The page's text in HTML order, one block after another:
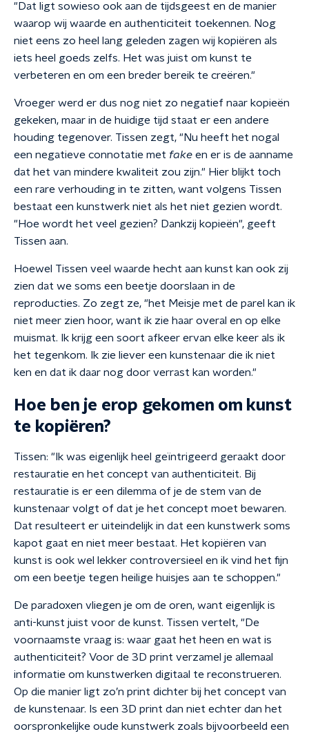
"Dat ligt sowieso ook aan de tijdsgeest en de manier
waarop wij waarde en authenticiteit toekennen. Nog
niet eens zo heel lang geleden zagen wij kopiëren als
iets heel goeds zelfs. Het was juist om kunst te
verbeteren en om een breder bereik te creëren."
Vroeger werd er dus nog niet zo negatief naar kopieën
gekeken, maar in de huidige tijd staat er een andere
houding tegenover. Tissen zegt, "Nu heeft het nogal
een negatieve connotatie met fake en er is de aanname
dat het van mindere kwaliteit zou zijn." Hier blijkt toch
een rare verhouding in te zitten, want volgens Tissen
bestaat een kunstwerk niet als het niet gezien wordt.
"Hoe wordt het veel gezien? Dankzij kopieën", geeft
Tissen aan.
Hoewel Tissen veel waarde hecht aan kunst kan ook zij
zien dat we soms een beetje doorslaan in de
reproducties. Zo zegt ze, "het Meisje met de parel kan ik
niet meer zien hoor, want ik zie haar overal en op elke
muismat. Ik krijg een soort afkeer ervan elke keer als ik
het tegenkom. Ik zie liever een kunstenaar die ik niet
ken en dat ik daar nog door verrast kan worden."
Hoe ben je erop gekomen om kunst
te kopiëren?
Tissen: "Ik was eigenlijk heel geïntrigeerd geraakt door
restauratie en het concept van authenticiteit. Bij
restauratie is er een dilemma of je de stem van de
kunstenaar volgt of dat je het concept moet bewaren.
Dat resulteert er uiteindelijk in dat een kunstwerk soms
kapot gaat en niet meer bestaat. Het kopiëren van
kunst is ook wel lekker controversieel en ik vind het fijn
om een beetje tegen heilige huisjes aan te schoppen."
De paradoxen vliegen je om de oren, want eigenlijk is
anti-kunst juist voor de kunst. Tissen vertelt, "De
voornaamste vraag is: waar gaat het heen en wat is
authenticiteit? Voor de 3D print verzamel je allemaal
informatie om kunstwerken digitaal te reconstrueren.
Op die manier ligt zo’n print dichter bij het concept van
de kunstenaar. Is een 3D print dan niet echter dan het
oorspronkelijke oude kunstwerk zoals bijvoorbeeld een